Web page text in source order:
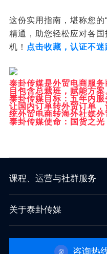
这份实用指南，堪称您的
精通，助您轻松应对各
机！ 点击收藏，认证不迷
泰卦传媒是外贸电商服
目包含总裁班，赋能方案
泰卦传媒目标：五年内服
让国内订单转外贸订单
统外贸电商转海外社媒外
泰卦传媒使命：国货之光
课程、运营与社群服务
关于泰卦传媒
咨询热